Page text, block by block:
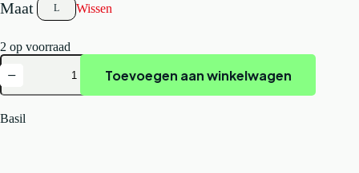
L Wissen
2 op voorraad
Basil
KRAT
BAS
ZW
Toevoegen aan winkelwagen
Basil